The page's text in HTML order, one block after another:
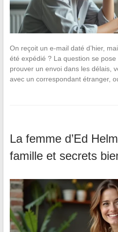
On reçoit un e-mail daté d’hier,
été expédié ? La question se
prouver un envoi dans les délais,
avec un correspondant étranger,
La femme d’Ed
famille et secrets